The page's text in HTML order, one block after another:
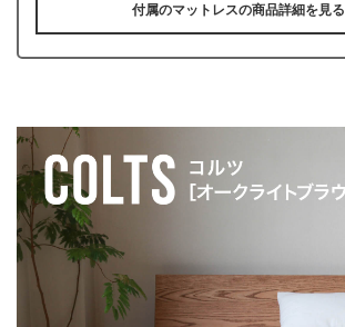
付属のマットレスの商品詳細を見る